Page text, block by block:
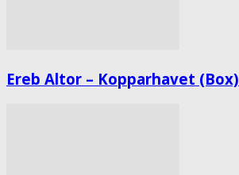
Ereb Altor – Kopparhavet (Box)